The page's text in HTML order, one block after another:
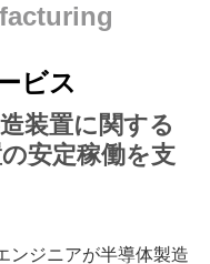
ビス
装置に関する
安定稼働を支
ンジニアが半導体製造